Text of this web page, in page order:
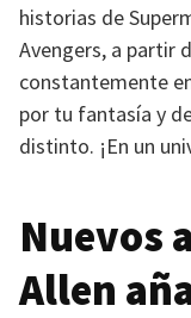
historias de
Avengers, a partir
constantemente
por tu fantasía y
distinto. ¡En un
Nuevos
Allen